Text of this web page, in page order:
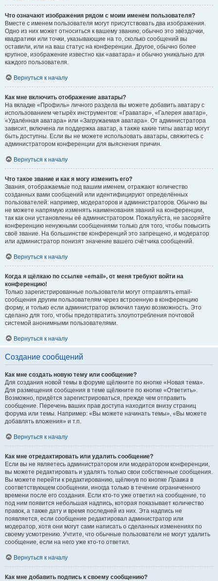
Что означают изображения рядом с моим именем пользователя?
Вместе с именем пользователя могут присутствовать два изображения.
Одно из них может относиться к вашему званию, обычно это звёздочки,
квадратики или точки, указывающие на то, сколько сообщений вы
оставили, или на ваш статус на конференции. Другое, обычно более
крупное, изображение известно как «аватара» и обычно уникально для
каждого пользователя.
Вернуться к началу
Как мне включить отображение аватары?
На вкладке «Профиль» личного раздела вы можете добавить аватару с
использованием четырёх инструментов: «Граватар», «Галерея аватар»,
«Удалённая аватара» или «Загружаемая аватара». От администратора
зависит, включена ли поддержка аватар, а также какие типы аватар могут
быть доступны. Если вы не можете использовать аватары, свяжитесь с
администратором конференции для выяснения причин.
Вернуться к началу
Что такое звание и как я могу изменить его?
Звания, отображаемые под вашим именем, отражают количество
созданных вами сообщений или идентифицируют определённых
пользователей: например, модераторов и администраторов. Обычно вы
не можете напрямую изменять наименования званий на конференции,
так как они установлены её администратором. Пожалуйста, не засоряйте
конференцию ненужными сообщениями только для того, чтобы повысить
своё звание. На большинстве конференций это запрещено, и модератор
или администратор понизят значение вашего счётчика сообщений.
Вернуться к началу
Когда я щёлкаю по ссылке «email», от меня требуют войти на
конференцию!
Только зарегистрированные пользователи могут отправлять email-
сообщения другим пользователям через встроенную в конференцию
форму, и только если администратор включил такую возможность. Это
сделано для того, чтобы предотвратить злоупотребления почтовой
системой анонимными пользователями.
Вернуться к началу
Создание сообщений
Как мне создать новую тему или сообщение?
Для создания новой темы в форуме щёлкните по кнопке «Новая тема».
Для размещения сообщения в теме щёлкните по кнопке «Ответить».
Возможно, придётся зарегистрироваться, прежде чем отправить
сообщение. Перечень ваших прав доступа находится внизу страниц
форума или темы. Например: «Вы можете начинать темы», «Вы можете
добавлять вложения» и т.п.
Вернуться к началу
Как мне отредактировать или удалить сообщение?
Если вы не являетесь администратором или модератором конференции,
вы можете редактировать и удалять только свои собственные сообщения.
Вы можете перейти к редактированию, щёлкнув по кнопке Правка в
соответствующем сообщении, иногда только в течение ограниченного
времени после его создания. Если кто-то уже ответил на сообщение, то
под ним появится небольшая надпись, которая показывает количество
правок, а также дату и время последней из них. Эта надпись не
появляется, если сообщение редактировал администратор или
модератор, хотя они могут сами написать о сделанных изменениях по
своему усмотрению. Учтите, что обычные пользователи не могут удалить
сообщение, если на него уже кто-то ответил.
Вернуться к началу
Как мне добавить подпись к своему сообщению?